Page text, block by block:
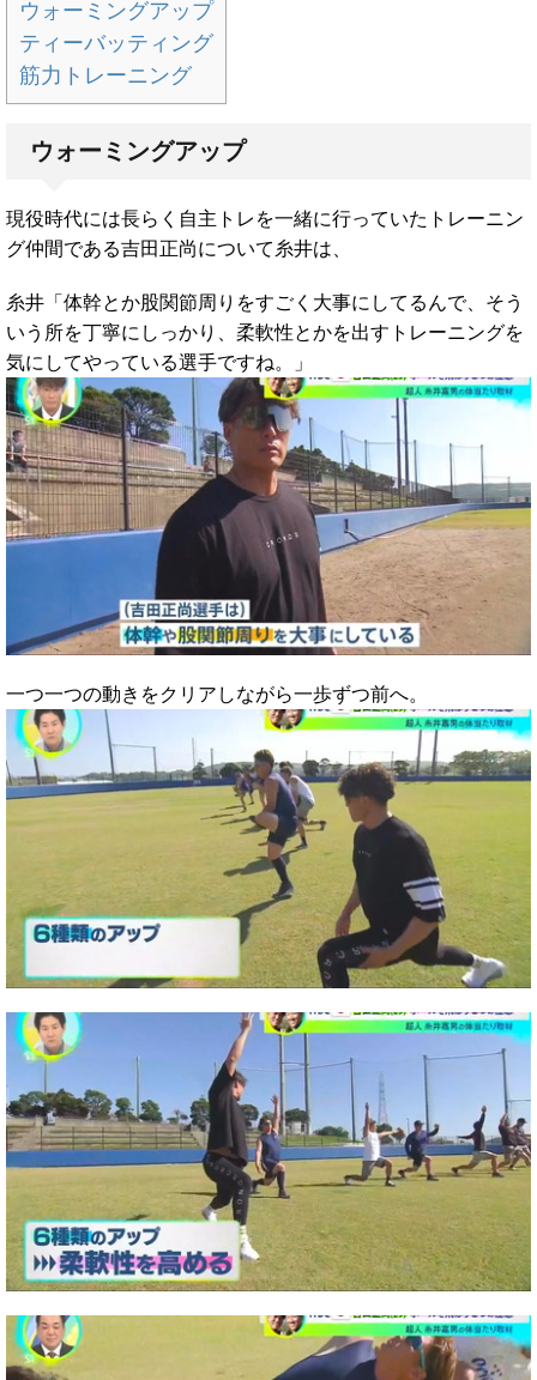
ウォーミングアップ
ティーバッティング
筋力トレーニング
ウォーミングアップ
現役時代には長らく自主トレを一緒に行っていたトレーニン
グ仲間である吉田正尚について糸井は、
糸井「体幹とか股関節周りをすごく大事にしてるんで、そう
いう所を丁寧にしっかり、柔軟性とかを出すトレーニングを
気にしてやっている選手ですね。」
一つ一つの動きをクリアしながら一歩ずつ前へ。